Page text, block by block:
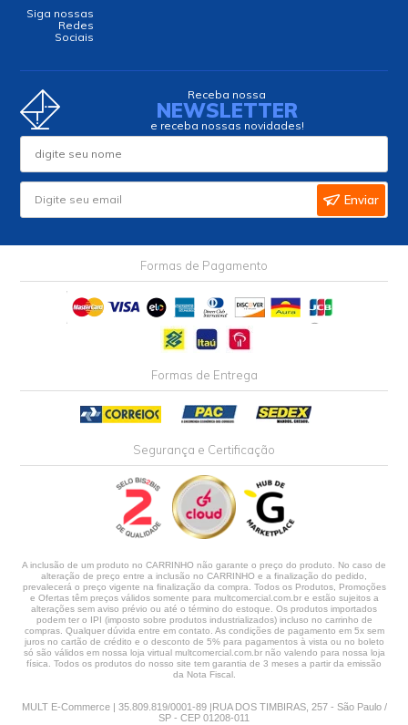
Siga nossas
Redes
Sociais
Receba nossa
NEWSLETTER
e receba nossas novidades!
Enviar
Formas de Pagamento
Formas de Entrega
Segurança e Certificação
A inclusão de um produto no CARRINHO não garante o preço do produto. No caso de
alteração de preço entre a inclusão no CARRINHO e a finalização do pedido,
prevalecerá o preço vigente na finalização da compra. Todos os Produtos, Promoções
e Ofertas têm preços válidos somente para multcomercial.com.br e estão sujeitos a
alterações sem aviso prévio ou até o término do estoque. Os produtos importados
podem ter o IPI (imposto sobre produtos industrializados) incluso no carrinho de
compras. Qualquer dúvida entre em contato. As condições de pagamento em 5x sem
juros no cartão de crédito e o desconto de 5% para pagamentos à vista ou no boleto
só são válidos em nossa loja virtual multcomercial.com.br não valendo para nossa loja
física. Todos os produtos do nosso site tem garantia de 3 meses a partir da emissão
da Nota Fiscal.
MULT E-Commerce | 35.809.819/0001-89 |RUA DOS TIMBIRAS, 257 - São Paulo /
SP - CEP 01208-011